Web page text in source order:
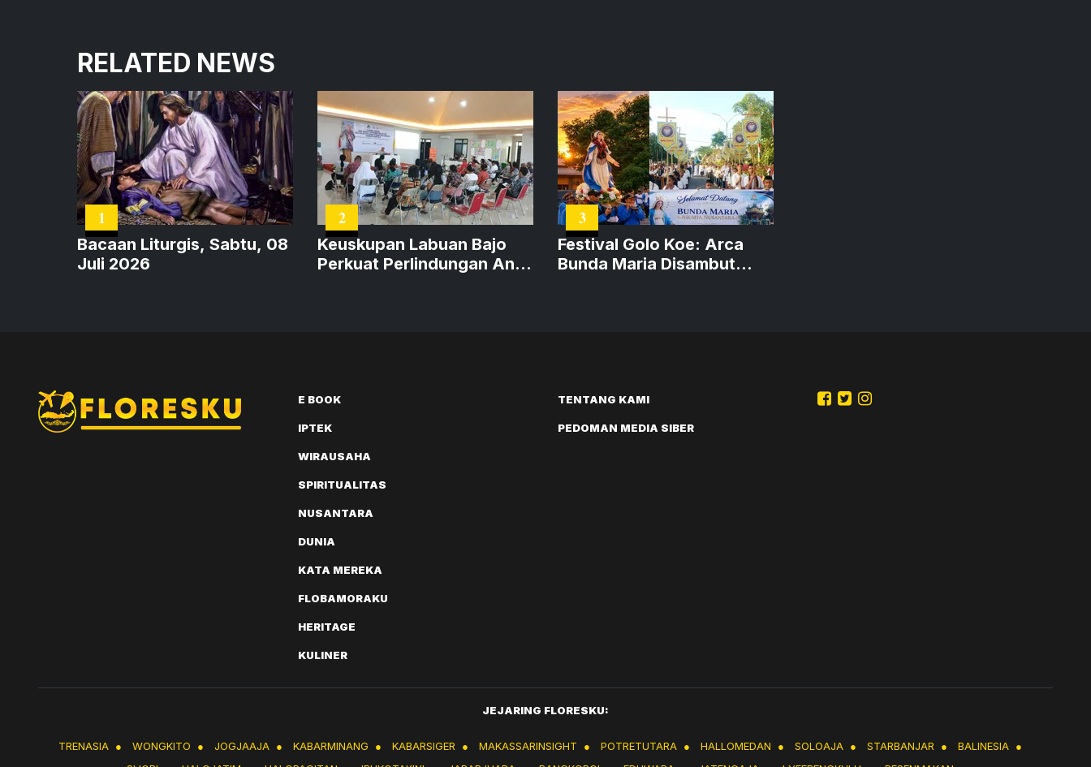
RELATED NEWS
1
Bacaan Liturgis, Sabtu, 08
Juli 2026
2
Keuskupan Labuan Bajo
Perkuat Perlindungan Anak
3
Festival Golo Koe: Arca
Bunda Maria Disambut
E BOOK
IPTEK
WIRAUSAHA
SPIRITUALITAS
NUSANTARA
DUNIA
KATA MEREKA
FLOBAMORAKU
HERITAGE
KULINER
TENTANG KAMI
PEDOMAN MEDIA SIBER
JEJARING FLORESKU:
TRENASIA ● WONGKITO ● JOGJAAJA ● KABARMINANG ● KABARSIGER ● MAKASSARINSIGHT ● POTRETUTARA ● HALLOMEDAN ● SOLOAJA ● STARBANJAR ● BALINESIA ●